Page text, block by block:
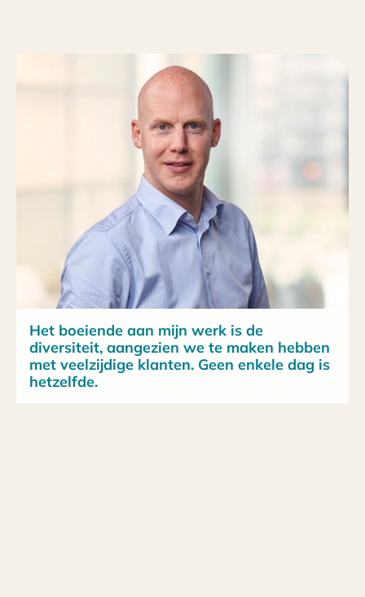
Het boeiende aan mijn werk is de
diversiteit, aangezien we te maken hebben
met veelzijdige klanten. Geen enkele dag is
hetzelfde.